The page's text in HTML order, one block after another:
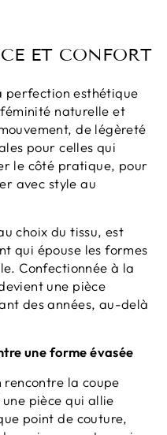
ET CONFORT
perfection esthétique
naturelle et
de légèreté
pour celles qui
le côté pratique, pour
avec style au
choix du tissu, est
qui épouse les formes
Confectionnée à la
une pièce
des années, au-delà
une forme évasée
la coupe
pièce qui allie
point de couture,